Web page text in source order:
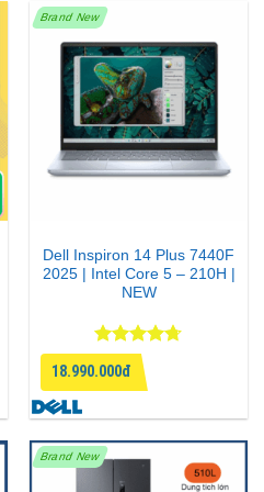
sàng cho mọi cấu hình
chuyên biệt dành cho chơi
Đáp ứng tốc độ phản hồi cực
Brand New
Dell Inspiron 14 Plus 7440F
2025 | Intel Core 5 – 210H |
NEW
Được xếp
hạng
4.67
5 sao
18.990.000đ
Brand New